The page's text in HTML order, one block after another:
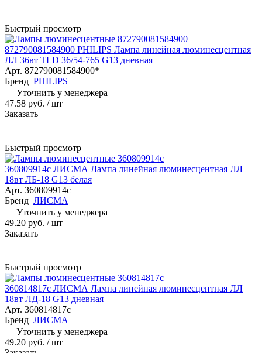
Быстрый просмотр
872790081584900 PHILIPS Лампа линейная люминесцентная
ЛЛ 36вт TLD 36/54-765 G13 дневная
Арт. 872790081584900*
Бренд PHILIPS
Уточнить у менеджера
47.58 руб. / шт
Заказать
Быстрый просмотр
360809914с ЛИСМА Лампа линейная люминесцентная ЛЛ
18вт ЛБ-18 G13 белая
Арт. 360809914с
Бренд ЛИСМА
Уточнить у менеджера
49.20 руб. / шт
Заказать
Быстрый просмотр
360814817с ЛИСМА Лампа линейная люминесцентная ЛЛ
18вт ЛД-18 G13 дневная
Арт. 360814817с
Бренд ЛИСМА
Уточнить у менеджера
49.20 руб. / шт